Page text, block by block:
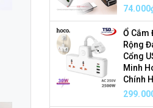
Ổ Cắm
Rộng
Cổng
Minh
Chính